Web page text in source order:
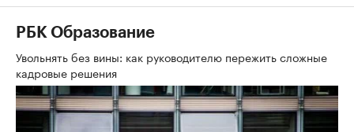
РБК Образование
Увольнять без вины: как руководителю пережить сложные
кадровые решения